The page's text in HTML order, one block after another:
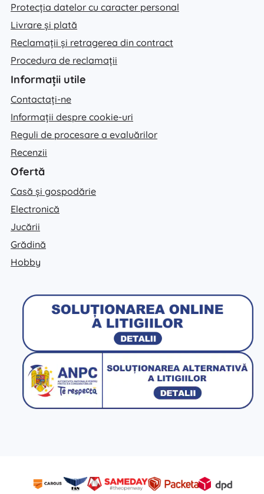
Protecția datelor cu caracter personal
Livrare și plată
Reclamații și retragerea din contract
Procedura de reclamații
Informații utile
Contactați-ne
Informații despre cookie-uri
Reguli de procesare a evaluărilor
Recenzii
Ofertă
Casă și gospodărie
Electronică
Jucării
Grădină
Hobby